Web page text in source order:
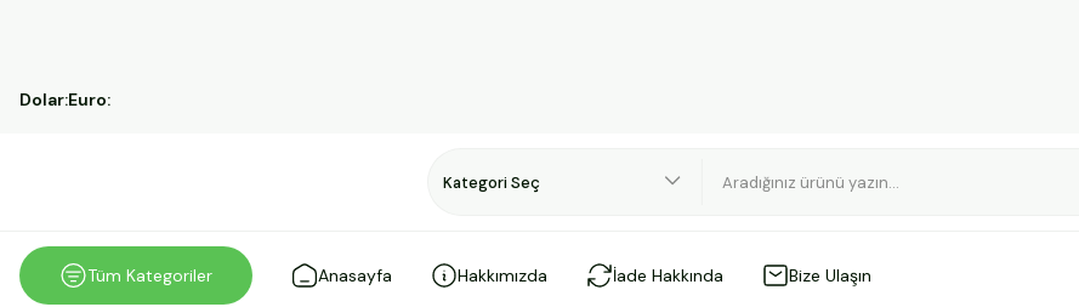
Dolar:Euro:
Tüm Kategoriler Anasayfa Hakkımızda İade Hakkında Bize Ulaşın